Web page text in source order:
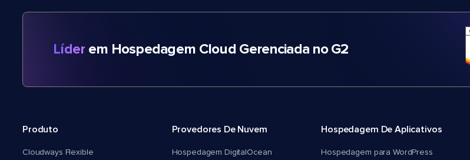
Líder em Hospedagem Cloud Gerenciada no G2
Produto
Cloudways Flexible
Provedores De Nuvem
Hospedagem DigitalOcean
Hospedagem De Aplicativos
Hospedagem para WordPress